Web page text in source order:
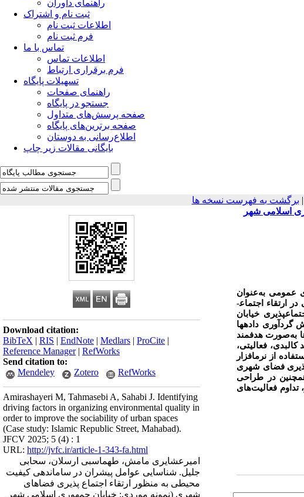
راهنمای داوران
ثبت نام و اشتراک
اطلاعات ثبت نام
فرم ثبت نام
تماس با ما
اطلاعات تماس
فرم برقراری ارتباط
تسهیلات پایگاه
راهنمای صفحات
جستجو در پایگاه
صفحه پرسش‌های متداول
صفحه برترین‌های پایگاه
اطلاع‌رسانی به دوستان
بایگانی مقالات زیر چاپ
| برگشت به فهرست نسخه ها
Download citation:
BibTeX | RIS | EndNote | Medlars | ProCite |
Reference Manager| RefWorks
Send citation to:
Mendeley
Zotero RefWorks
Amirashayeri M, Tahmasebi A, Sahabi J. Identifying
driving factors in organizing environmental quality in
order to improve the sociability of urban spaces
(Case study: Islamic Republic Street, Mahabad).
JFCV 2025; 5 (4) : 1
URL: http://jvfc.ir/article-1-343-fa.html
امیرعشایری مامش، طهماسبی ارسلان، سحابی
جلیل. شناسایی عوامل پیشران در ساماندهی کیفیت
محیطی به منظور ارتقاء اجتماع پذیری فضاهای
شهری (نمونه موردی: خیابان جمهوری اسلامی شهر
اسلامی شهر
عمومی به‌عنوان
ارتقاء اجتماع­
خیابان
داده­ها
آماری متخصصان حوزه شهرسازی و معماری بوده­اند که 20 نفر از آن‌ها به‌صورت هدفمند
فعالیتی،
از نرم­افزار
فضای شهری
در طراحی
فعالیت‌های